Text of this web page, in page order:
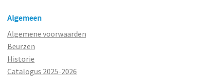
Algemeen
Algemene voorwaarden
Beurzen
Historie
Catalogus 2025-2026